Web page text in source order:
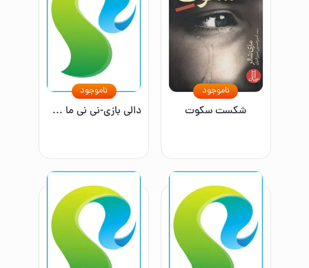
شکست سکوت
ناموجود
دالی بازی-نی نی ما جدیده!
ناموجود